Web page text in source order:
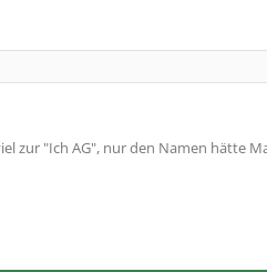
zur "Ich AG", nur den Namen hätte